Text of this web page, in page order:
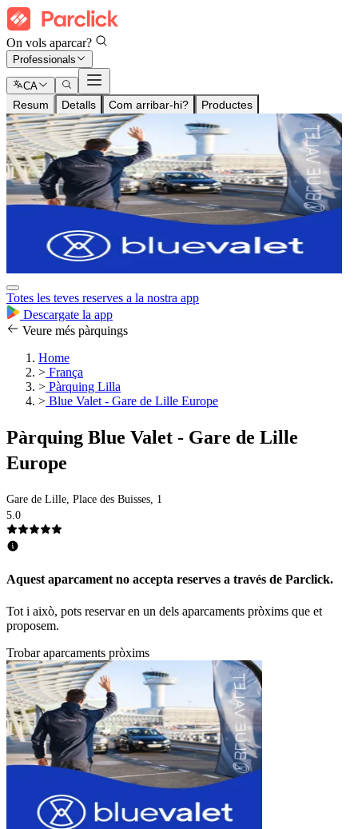
On vols aparcar?
Professionals
CA
Resum Detalls Com arribar-hi? Productes
Totes les teves reserves a la nostra app
Descargate la app
Veure més pàrquings
Home
> França
> Pàrquing Lilla
> Blue Valet - Gare de Lille Europe
Pàrquing Blue Valet - Gare de Lille
Europe
Gare de Lille, Place des Buisses, 1
5.0
Aquest aparcament no accepta reserves a través de Parclick.
Tot i això, pots reservar en un dels aparcaments pròxims que et
proposem.
Trobar aparcaments pròxims